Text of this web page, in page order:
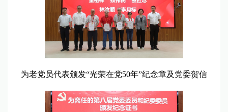
为老党员代表颁发“光荣在党50年”纪念章及党委贺信